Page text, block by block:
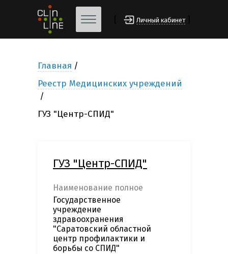
Личный кабинет
Главная
Реестр Медицинских учреждений
ГУЗ "Центр-СПИД"
ГУЗ "Центр-СПИД"
Наименование полное
Государственное
учреждение
здравоохранения
"Саратовский областной
центр профилактики и
борьбы со СПИД"